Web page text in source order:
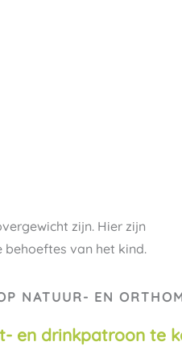
zijn. Hier zijn
van het kind.
NATUUR- EN
en drinkpatroon te